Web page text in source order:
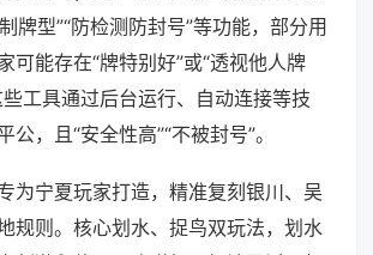
牌型”“防检测防封号”等功能，部分用
可能存在“牌特别好”或“透视他人牌
工具通过后台运行、自动连接等技
公，且“安全性高”“不被封号”。
为宁夏玩家打造，精准复刻银川、吴
规则。核心划水、捉鸟双玩法，划水